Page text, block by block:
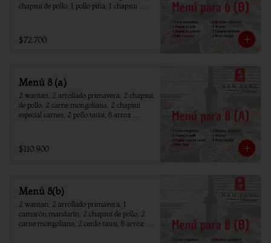
chapsui de pollo, 1 pollo piña, 1 chapsui
$72.700
Menú 8 (a)
2 wantan, 2 arrollado primavera, 2 chapsui
de pollo, 2 carne mongoliana, 2 chapsui
especial carnes, 2 pollo tausi, 8 arroz
$110.900
Menú 8(b)
2 wantan, 2 arrollado primavera, 1
camarón mandarín, 2 chapsui de pollo, 2
carne mongoliana, 2 cerdo tausi, 8 arroz